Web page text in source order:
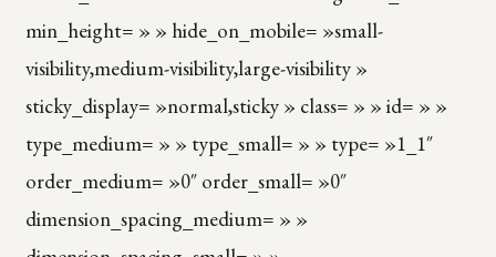
min_height= » » hide_on_mobile= »small-
visibility,medium-visibility,large-visibility »
sticky_display= »normal,sticky » class= » » id= » »
type_medium= » » type_small= » » type= »1_1″
order_medium= »0″ order_small= »0″
dimension_spacing_medium= » »